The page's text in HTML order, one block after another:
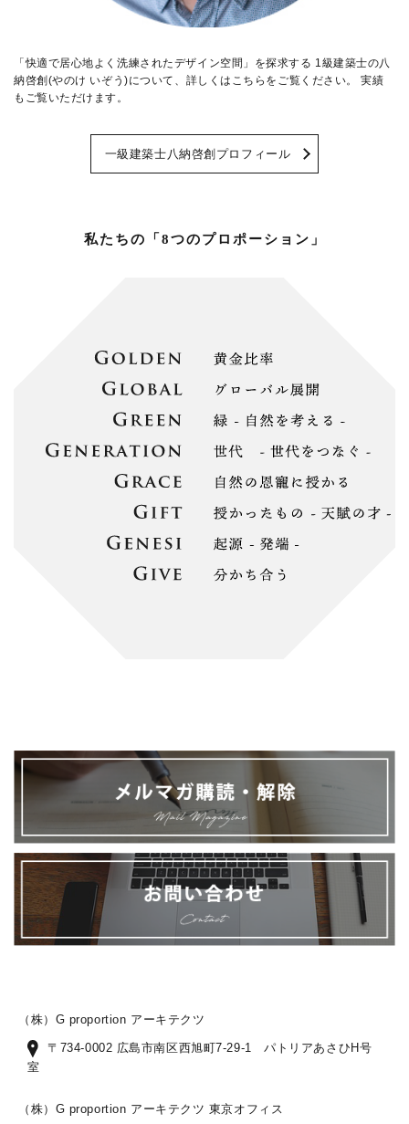
「快適で居心地よく洗練されたデザイン空間」を探求する 1級建築士の八
納啓創(やのけ いぞう)について、詳しくはこちらをご覧ください。 実績
もご覧いただけます。
一級建築士八納啓創プロフィール
私たちの「8つのプロポーション」
（株）G proportion アーキテクツ
〒734-0002 広島市南区西旭町7-29-1 パトリアあさひH号
室
（株）G proportion アーキテクツ 東京オフィス